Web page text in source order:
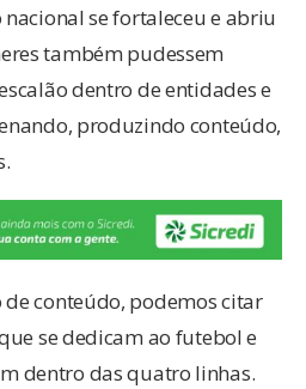
se fortaleceu e abriu
também pudessem
dentro de entidades e
produzindo conteúdo,
conteúdo, podemos citar
se dedicam ao futebol e
dentro das quatro linhas.